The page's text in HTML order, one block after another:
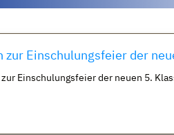
Einschulungsfeier der
Einschulungsfeier der neuen 5.